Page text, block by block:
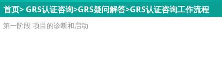
首页> GRS认证咨询>GRS疑问解答>GRS认证咨询工作流程
第一阶段 项目的诊断和启动